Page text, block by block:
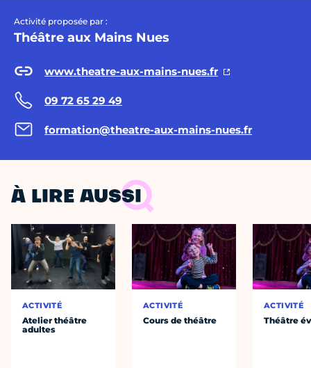
Activité proposée par :
Théâtre aux Mains Nues
www.theatre-aux-mains-nues.fr
09 72 65 29 49
formation@theatre-aux-mains-nues.fr
À LIRE AUSSI
ACTIVITÉ
Atelier théâtre
adultes
ACTIVITÉ
Cours de théâtre
ACTIVITÉ
Théâtre